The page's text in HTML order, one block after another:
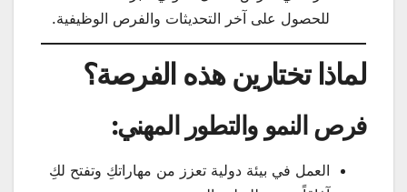
للحصول على آخر التحديثات والفرص الوظيفية.
لماذا تختارين هذه الفرصة؟
فرص النمو والتطور المهني:
العمل في بيئة دولية تعزز من مهاراتكِ وتفتح لكِ